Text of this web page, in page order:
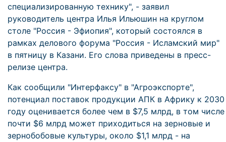
специализированную технику", - заявил
руководитель центра Илья Ильюшин на круглом
столе "Россия - Эфиопия", который состоялся в
рамках делового форума "Россия - Исламский мир"
в пятницу в Казани. Его слова приведены в пресс-
релизе центра.
Как сообщили "Интерфаксу" в "Агроэкспорте",
потенциал поставок продукции АПК в Африку к 2030
году оценивается более чем в $7,5 млрд, в том числе
почти $6 млрд может приходиться на зерновые и
зернобобовые культуры, около $1,1 млрд - на